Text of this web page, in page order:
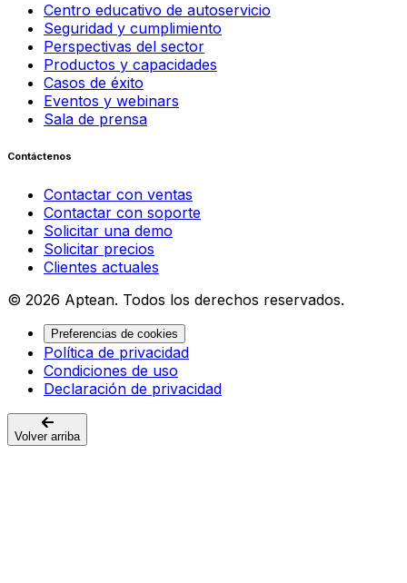
Centro educativo de autoservicio
Seguridad y cumplimiento
Perspectivas del sector
Productos y capacidades
Casos de éxito
Eventos y webinars
Sala de prensa
Contáctenos
Contactar con ventas
Contactar con soporte
Solicitar una demo
Solicitar precios
Clientes actuales
© 2026 Aptean. Todos los derechos reservados.
Preferencias de cookies
Política de privacidad
Condiciones de uso
Declaración de privacidad
Volver arriba